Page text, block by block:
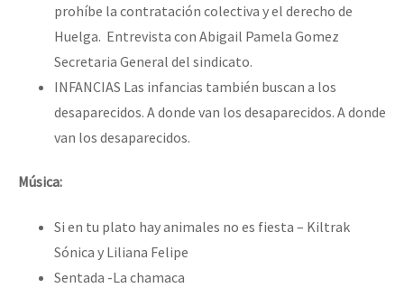
prohíbe la contratación colectiva y el derecho de
Huelga. Entrevista con Abigail Pamela Gomez
Secretaria General del sindicato.
INFANCIAS Las infancias también buscan a los
desaparecidos. A donde van los desaparecidos. A donde
van los desaparecidos.
Música:
Si en tu plato hay animales no es fiesta – Kiltrak
Sónica y Liliana Felipe
Sentada -La chamaca